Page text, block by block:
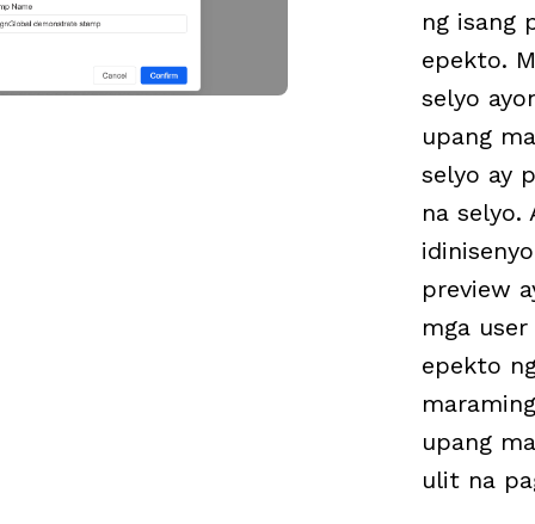
ng isang
epekto.
selyo
upang
selyo ay
na selyo.
preview
mga
epekto
upang
ulit na